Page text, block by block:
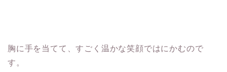
胸に手を当てて、すごく温かな笑顔ではにかむので
す。